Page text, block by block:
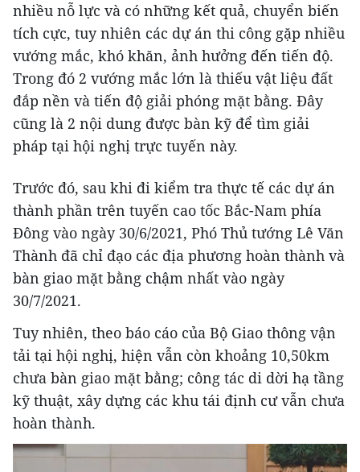
nhiều nỗ lực và có những kết quả, chuyển biến
tích cực, tuy nhiên các dự án thi công gặp nhiều
vướng mắc, khó khăn, ảnh hưởng đến tiến độ.
Trong đó 2 vướng mắc lớn là thiếu vật liệu đất
đắp nền và tiến độ giải phóng mặt bằng. Đây
cũng là 2 nội dung được bàn kỹ để tìm giải
pháp tại hội nghị trực tuyến này.
Trước đó, sau khi đi kiểm tra thực tế các dự án
thành phần trên tuyến cao tốc Bắc-Nam phía
Đông vào ngày 30/6/2021, Phó Thủ tướng Lê Văn
Thành đã chỉ đạo các địa phương hoàn thành và
bàn giao mặt bằng chậm nhất vào ngày
30/7/2021.
Tuy nhiên, theo báo cáo của Bộ Giao thông vận
tải tại hội nghị, hiện vẫn còn khoảng 10,50km
chưa bàn giao mặt bằng; công tác di dời hạ tầng
kỹ thuật, xây dựng các khu tái định cư vẫn chưa
hoàn thành.